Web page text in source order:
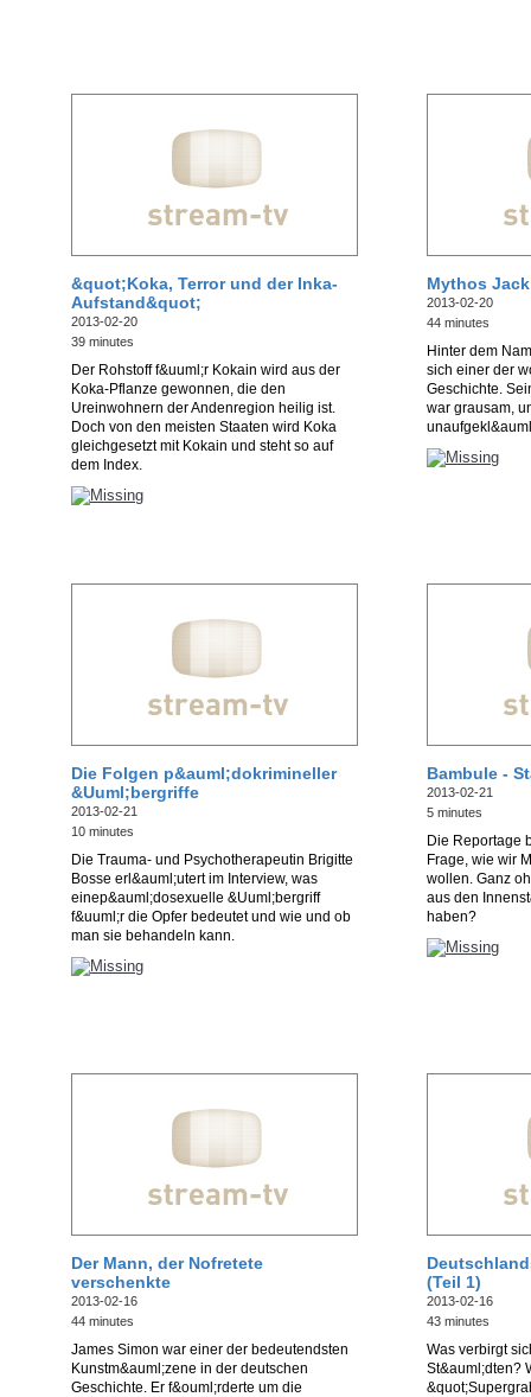
&quot;Koka, Terror und der Inka-
Aufstand&quot;
2013-02-20
39 minutes
Der Rohstoff f&uuml;r Kokain wird aus der
Koka-Pflanze gewonnen, die den
Ureinwohnern der Andenregion heilig ist.
Doch von den meisten Staaten wird Koka
gleichgesetzt mit Kokain und steht so auf
dem Index.
Mythos
2013-02-20
44 minutes
Hinter dem
sich einer der
Geschichte.
war grausam,
Die Folgen p&auml;dokrimineller
&Uuml;bergriffe
2013-02-21
10 minutes
Die Trauma- und Psychotherapeutin Brigitte
Bosse erl&auml;utert im Interview, was
einep&auml;dosexuelle &Uuml;bergriff
f&uuml;r die Opfer bedeutet und wie und ob
man sie behandeln kann.
Bambule -
2013-02-21
5 minutes
Die Reportage
Frage, wie wir
wollen. Ganz
aus den
haben?
Der Mann, der Nofretete
verschenkte
2013-02-16
44 minutes
James Simon war einer der bedeutendsten
Kunstm&auml;zene in der deutschen
Geschichte. Er f&ouml;rderte um die
(Teil 1)
2013-02-16
43 minutes
Was verbirgt
St&auml;dten?